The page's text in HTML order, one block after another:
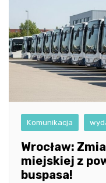
Komunikacja
Wrocław:
miejskiej z
buspasa!